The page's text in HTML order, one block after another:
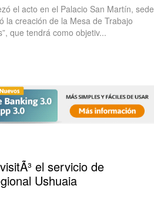
el acto en el Palacio San Martín, sede
la creación de la Mesa de Trabajo
que tendrá como objetiv...
el servicio de
Ushuaia